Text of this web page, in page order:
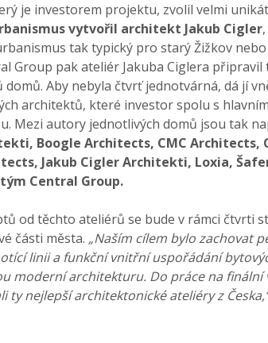
je investorem projektu, zvolil velmi
vytvořil architekt Jakub Cigler
tak typický pro starý Žižkov
Group pak ateliér Jakuba Ciglera
Aby nebyla čtvrť jednotvárná, dá jí
architektů, které investor spolu s
Mezi autory jednotlivých domů jsou tak
Boogle Architects, CMC Architects,
Jakub Cigler Architekti, Loxia,
Central Group.
od těchto ateliérů se bude v rámci čtvrti
části města. „Naším cílem bylo zachovat
linii a funkční vnitřní uspořádání
moderní architekturu. Do práce na finální
ty nejlepší architektonické ateliéry z